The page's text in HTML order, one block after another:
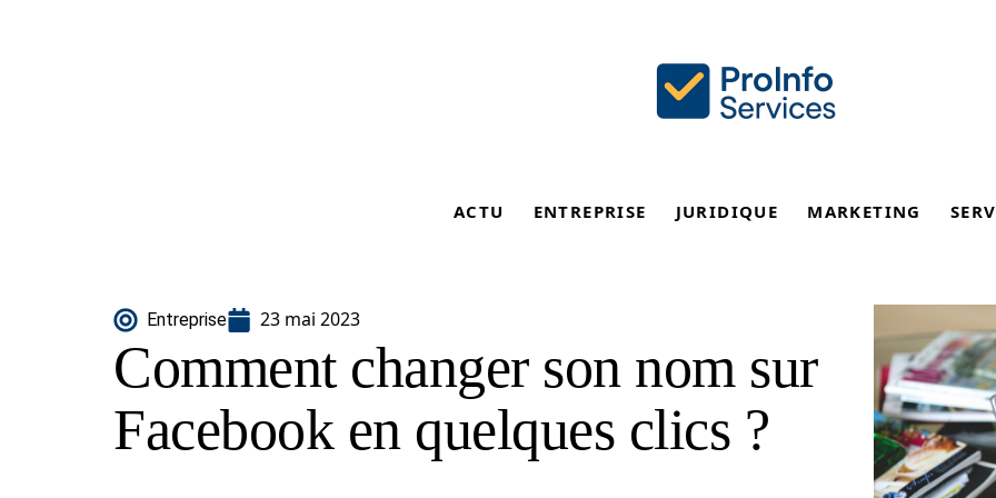
ACTU ENTREPRISE JURIDIQUE MARKETING
Entreprise 23 mai 2023
Comment changer son nom sur
Facebook en quelques clics ?